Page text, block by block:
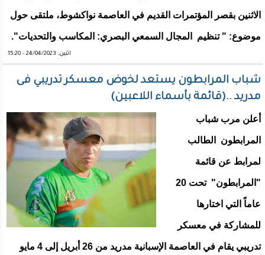
الاثنين بقصر المؤتمرات القديم في العاصمة نواكشوط، ملتقى حول
موضوع: " تنظيم المجال السمعي البصري: المكاسب والتحديات".
اثنين, 24/04/2023 - 15:20
شباب المرابطون يستعد لخوض معسكر تدريبي فى
مدريد ..(قائمة بأسماء اللاعبين)
أعلن مرب شباب
المرابطون الطالب
لمرابط عن قائمة
"المرابطون" تحت 20
عاماً التي اختارها
للمشاركة في معسكر
تدريبي يقام في العاصمة الإسبانية مدريد من 26 أبريل إلى 4 مايو